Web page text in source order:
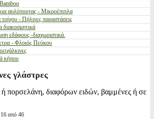
αυλόπορτας - Μικροέπιπλα
- Πήλινες παραστάσεις
διακοσμητικά
εδάφους -διαχωριστικά.
- Φλοιός Πεύκου
κήπου
γλάστρες
πορσελάνη, διαφόρων ειδών, βαμμένες ή σε
16 από 46